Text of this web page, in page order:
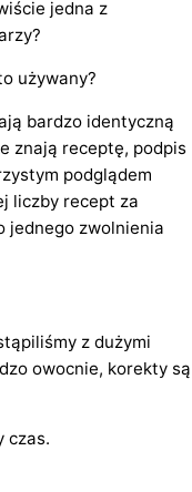
jedna z
używany?
bardzo identyczną
znają receptę, podpis
podglądem
liczby recept za
jednego zwolnienia
z dużymi
owocnie, korekty są
czas.